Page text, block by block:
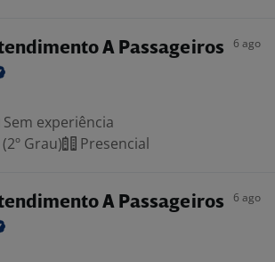
A Passageiros 6 ago
Sem experiência
Grau)
Presencial
A Passageiros 6 ago